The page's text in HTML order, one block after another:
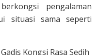
pengalaman
situasi sama seperti